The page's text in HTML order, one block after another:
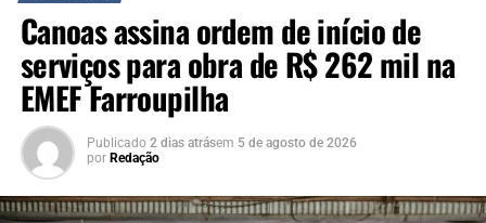
Canoas assina ordem de início de
serviços para obra de R$ 262 mil na
EMEF Farroupilha
Publicado 2 dias atrásem 5 de agosto de 2026
por Redação